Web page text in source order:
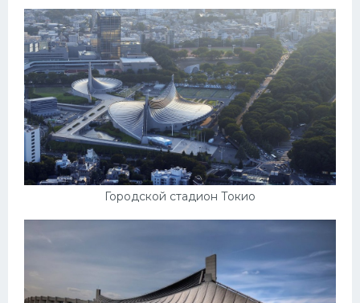
Городской стадион Токио
Конькобежный спорт
Тренажеры
Интерьер квартиры